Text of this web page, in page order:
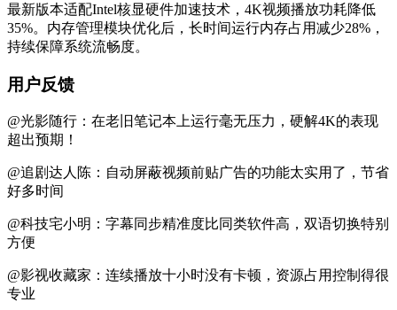
最新版本适配Intel核显硬件加速技术，4K视频播放功耗降低
35%。内存管理模块优化后，长时间运行内存占用减少28%，
持续保障系统流畅度。
用户反馈
@光影随行：在老旧笔记本上运行毫无压力，硬解4K的表现
超出预期！
@追剧达人陈：自动屏蔽视频前贴广告的功能太实用了，节省
好多时间
@科技宅小明：字幕同步精准度比同类软件高，双语切换特别
方便
@影视收藏家：连续播放十小时没有卡顿，资源占用控制得很
专业